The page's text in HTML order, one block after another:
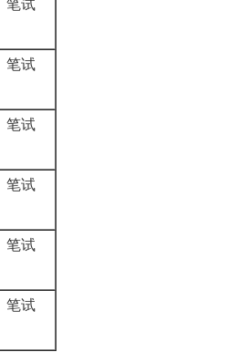
笔试
笔试
笔试
笔试
笔试
笔试